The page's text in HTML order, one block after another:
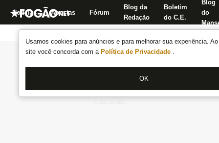
Usamos cookies para anúncios e para melhorar sua experiência.
site você concorda com a Política de Privacidade .
OK
Notícias Apostas Fórum
Blog da
Redação
Boletim
do C.E.
Blog
do